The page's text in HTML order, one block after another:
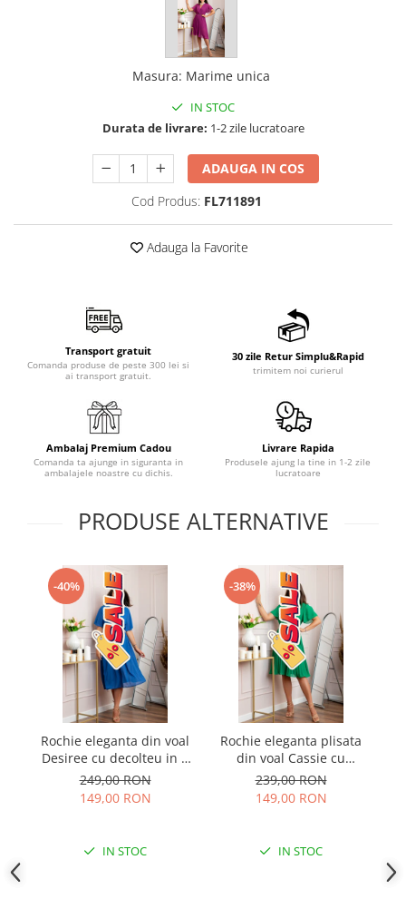
Masura: Marime unica
IN STOC
Durata de livrare: 1-2 zile lucratoare
ADAUGA IN COS
Cod Produs: FL711891
Adauga la Favorite
Transport gratuit
Comanda produse de peste 300 lei si
ai transport gratuit.
30 zile Retur Simplu&Rapid
trimitem noi curierul
Ambalaj Premium Cadou
Comanda ta ajunge in siguranta in
ambalajele noastre cu dichis.
Livrare Rapida
Produsele ajung la tine in 1-2 zile
lucratoare
PRODUSE ALTERNATIVE
-40%
Rochie eleganta din voal
Desiree cu decolteu in V
si curea - Albastru regal
249,00 RON
149,00 RON
IN STOC
-38%
Rochie eleganta plisata
din voal Cassie cu
decolteu in V - Verde
smarald
239,00 RON
149,00 RON
IN STOC